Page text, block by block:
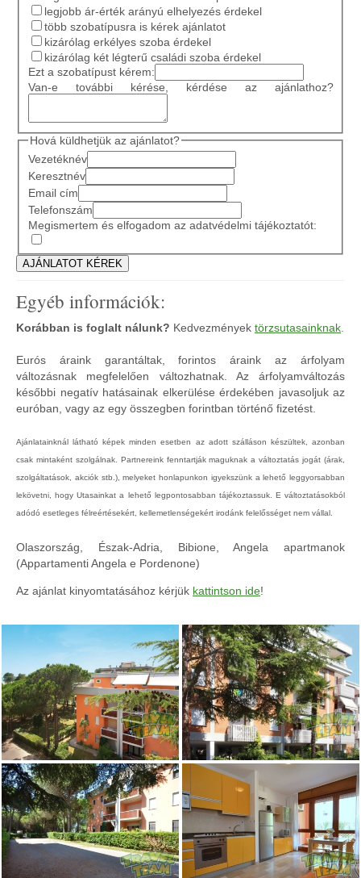
legjobb ár-érték arányú elhelyezés érdekel
több szobatípusra is kérek ajánlatot
kizárólag erkélyes szoba érdekel
kizárólag két légterű családi szoba érdekel
Ezt a szobatípust kérem:
Van-e további kérése, kérdése az ajánlathoz?
Hová küldhetjük az ajánlatot?
Vezetéknév
Keresztnév
Email cím
Telefonszám
Megismertem és elfogadom az adatvédelmi tájékoztatót:
Egyéb információk:
Korábban is foglalt nálunk? Kedvezmények törzsutasainknak.
Eurós áraink garantáltak, forintos áraink az árfolyam
változásnak megfelelően változhatnak. Az árfolyamváltozás
későbbi negatív hatásainak elkerülése érdekében javasoljuk az
euróban, vagy az egy összegben forintban történő fizetést.
Ajánlatainknál látható képek minden esetben az adott szálláson készültek, azonban
csak mintaként szolgálnak. Partnereink fenntartják maguknak a változtatás jogát (árak,
szolgáltatások, akciók stb.), melyeket honlapunkon igyekszünk a lehető leggyorsabban
lekövetni, hogy Utasainkat a lehető legpontosabban tájékoztassuk. E változtatásokból
adódó esetleges félreértésekért, kellemetlenségekért irodánk felelősséget nem vállal.
Olaszország, Észak-Adria, Bibione, Angela apartmanok
(Appartamenti Angela e Pordenone)
Az ajánlat kinyomtatásához kérjük kattintson ide!